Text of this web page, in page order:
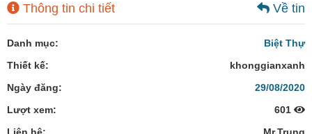
Thông tin chi tiết Về tin
Danh mục:
Biệt Thự
Thiết kế:
khonggianxanh
Ngày đăng:
29/08/2020
Lượt xem:
601
Liên hệ:
Mr.Trung